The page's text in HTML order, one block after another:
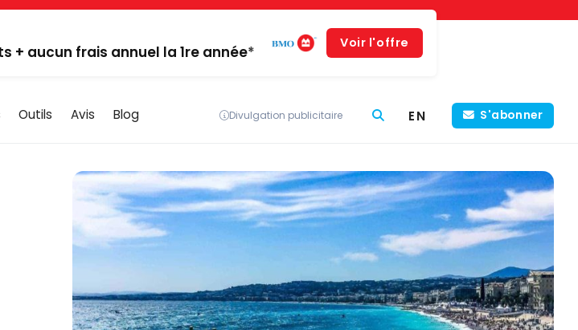
+ aucun frais annuel la 1re année*
Voir l'offre
Outils Avis Blog Divulgation publicitaire EN S'abonner